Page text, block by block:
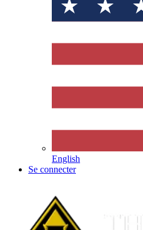
English
Se connecter